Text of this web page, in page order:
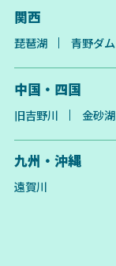
関西
琵琶湖 青野ダム
中国・四国
旧吉野川 金砂湖
九州・沖縄
遠賀川